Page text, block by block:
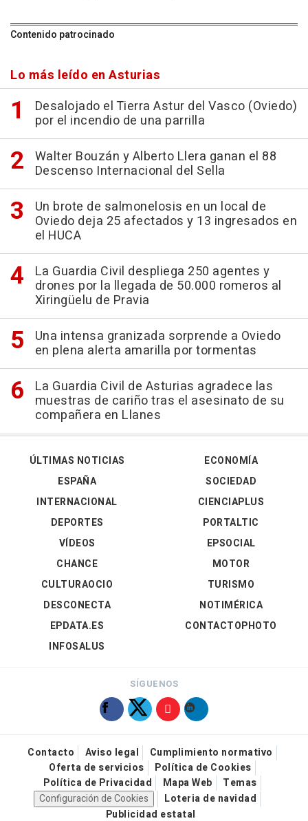
Contenido patrocinado
Lo más leído en Asturias
Desalojado el Tierra Astur del Vasco (Oviedo)
por el incendio de una parrilla
Walter Bouzán y Alberto Llera ganan el 88
Descenso Internacional del Sella
Un brote de salmonelosis en un local de
Oviedo deja 25 afectados y 13 ingresados en
el HUCA
La Guardia Civil despliega 250 agentes y
drones por la llegada de 50.000 romeros al
Xiringüelu de Pravia
Una intensa granizada sorprende a Oviedo
en plena alerta amarilla por tormentas
La Guardia Civil de Asturias agradece las
muestras de cariño tras el asesinato de su
compañera en Llanes
ÚLTIMAS NOTICIAS
ESPAÑA
INTERNACIONAL
DEPORTES
VÍDEOS
ECONOMÍA
SOCIEDAD
CIENCIAPLUS
PORTALTIC
EPSOCIAL
CHANCE
CULTURAOCIO
DESCONECTA
EPDATA.ES
INFOSALUS
MOTOR
TURISMO
NOTIMÉRICA
CONTACTOPHOTO
SÍGUENOS
Contacto Aviso legal
Cumplimiento normativo
Oferta de servicios
Política de Cookies
Política de Privacidad
Mapa Web
Temas
Configuración de Cookies
Loteria de navidad
Publicidad estatal